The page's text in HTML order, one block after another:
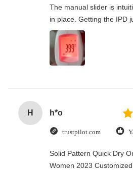
The manual slider is
in place. Getting the IPD
H h*o
trustpilot.com
Solid Pattern Quick Dry
Women 2023